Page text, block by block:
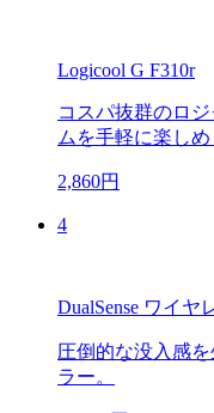
Logicool G F310r
コスパ抜群のロ
ムを手軽に楽しめ
2,860円
4
DualSense ワイヤ
圧倒的な没入感
ラー。